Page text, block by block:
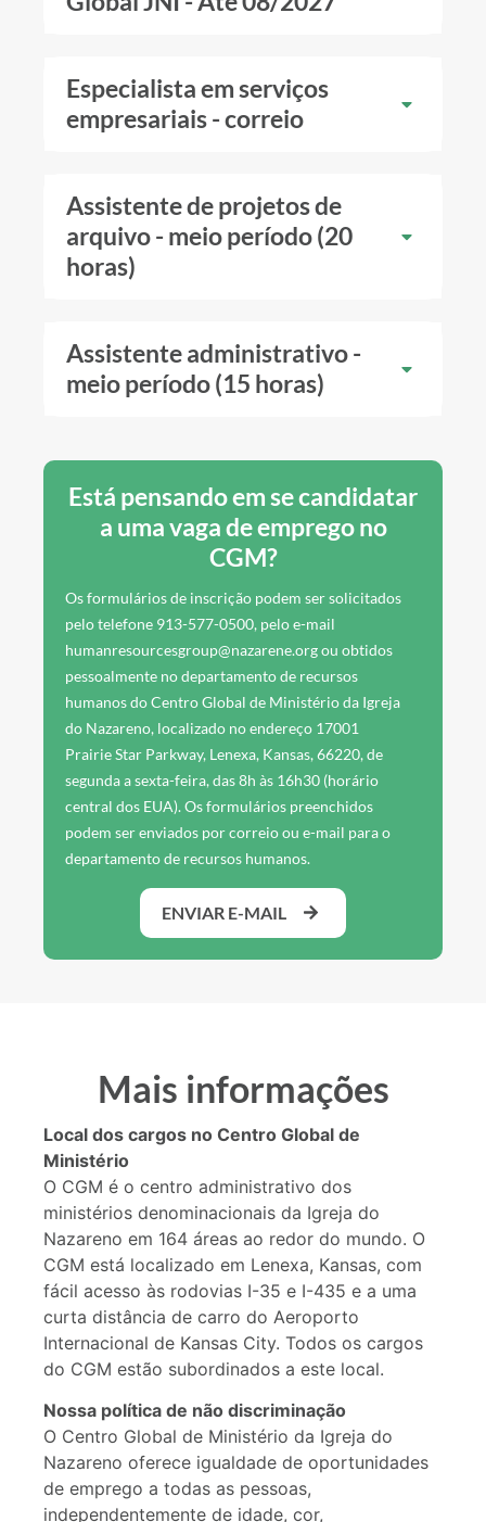
Especialista em serviços
empresariais - correio
Assistente de projetos de
arquivo - meio período (20
horas)
Assistente administrativo -
meio período (15 horas)
Está pensando em se candidatar
a uma vaga de emprego no
CGM?
Os formulários de inscrição podem ser solicitados
pelo telefone 913-577-0500, pelo e-mail
humanresourcesgroup@nazarene.org ou obtidos
pessoalmente no departamento de recursos
humanos do Centro Global de Ministério da Igreja
do Nazareno, localizado no endereço 17001
Prairie Star Parkway, Lenexa, Kansas, 66220, de
segunda a sexta-feira, das 8h às 16h30 (horário
central dos EUA). Os formulários preenchidos
podem ser enviados por correio ou e-mail para o
departamento de recursos humanos.
ENVIAR E-MAIL
Mais informações
Local dos cargos no Centro Global de
Ministério
O CGM é o centro administrativo dos
ministérios denominacionais da Igreja do
Nazareno em 164 áreas ao redor do mundo. O
CGM está localizado em Lenexa, Kansas, com
fácil acesso às rodovias I-35 e I-435 e a uma
curta distância de carro do Aeroporto
Internacional de Kansas City. Todos os cargos
do CGM estão subordinados a este local.
Nossa política de não discriminação
O Centro Global de Ministério da Igreja do
Nazareno oferece igualdade de oportunidades
de emprego a todas as pessoas,
independentemente de idade, cor,